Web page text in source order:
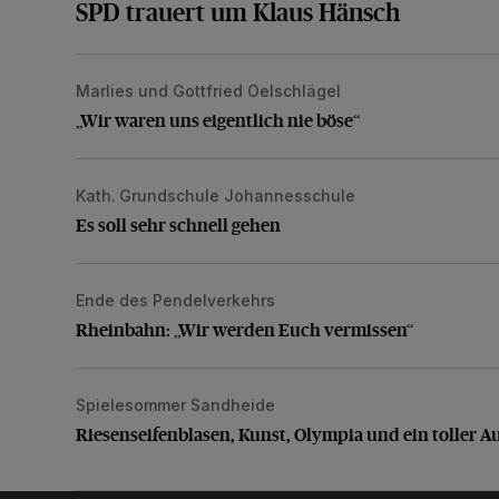
SPD trauert um Klaus Hänsch
„Wir waren uns eigentlich nie böse“
Marlies und Gottfried Oelschlägel
„Wir waren uns eigentlich nie böse“
Es soll sehr schnell gehen
Kath. Grundschule Johannesschule
Es soll sehr schnell gehen
Rheinbahn: „Wir werden Euch vermissen“
Ende des Pendelverkehrs
Rheinbahn: „Wir werden Euch vermissen“
Riesenseifenblasen, Kunst, Olympia und ein toller
Spielesommer Sandheide
Riesenseifenblasen, Kunst, Olympia und ein toller